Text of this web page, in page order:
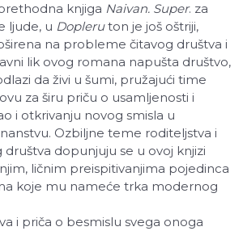
knjiga Naivan. Super. za
ljude, u Dopleruton je još oštriji,
na probleme čitavog društva i
lik ovog romana napušta društvo,
da živi u šumi, pružajući time
za širu priču o usamljenosti i
i otkrivanju novog smisla u
Ozbiljne teme roditeljstva i
društva dopunjuju se u ovoj knjizi
ličnim preispitivanjima pojedinca
koje mu nameće trka modernog
i priča o besmislu svega onoga